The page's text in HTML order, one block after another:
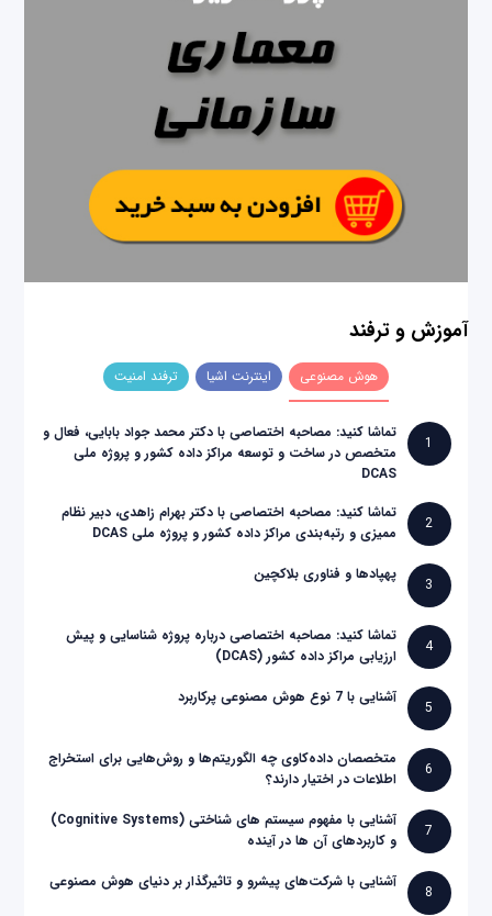
آموزش و ترفند
هوش مصنوعی اینترنت اشیا ترفند امنیت
1
تماشا کنید: مصاحبه اختصاصی با دکتر محمد جواد بابایی، فعال و
متخصص در ساخت و توسعه مراکز داده کشور و پروژه ملی
DCAS
2
تماشا کنید: مصاحبه اختصاصی با دکتر بهرام زاهدی، دبیر نظام
ممیزی و رتبه‌بندی مراکز داده کشور و پروژه ملی DCAS
3
پهپادها و فناوری بلاکچین
4
تماشا کنید: مصاحبه اختصاصی درباره پروژه شناسایی و پیش
ارزیابی مراکز داده کشور (DCAS)
5
آشنایی با 7 نوع هوش مصنوعی پرکاربرد
6
متخصصان داده‌کاوی چه الگوریتم‌ها و روش‌هایی برای استخراج
اطلاعات در اختیار دارند؟
7
آشنایی با مفهوم سیستم های شناختی (Cognitive Systems)
و کاربردهای آن ها در آینده
8
آشنایی با شرکت‌های پیشرو و تاثیرگذار بر دنیای هوش مصنوعی